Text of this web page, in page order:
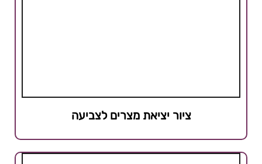
ציור יציאת מצרים לצביעה